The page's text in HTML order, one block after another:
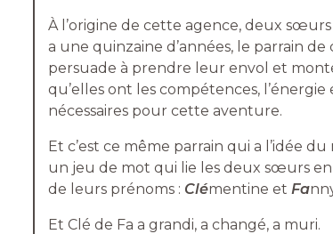
À l’origine de cette agence, deux
a une quinzaine d’années, le parrain
persuade à prendre leur envol et
qu’elles ont les compétences,
nécessaires pour cette aventure.
Et c’est ce même parrain qui a l’idée
un jeu de mot qui lie les deux sœurs
de leurs prénoms : Clémentine et Fa
Et Clé de Fa a grandi, a changé, a muri.